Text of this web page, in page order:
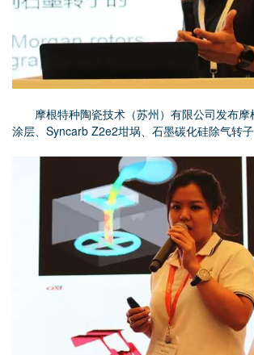
摩根特种陶瓷技术（苏州）有限公司发布摩
涂层、Syncarb Z2e2坩埚、石墨碳化硅除气转子